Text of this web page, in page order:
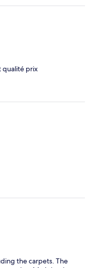
qualité prix
the carpets. The